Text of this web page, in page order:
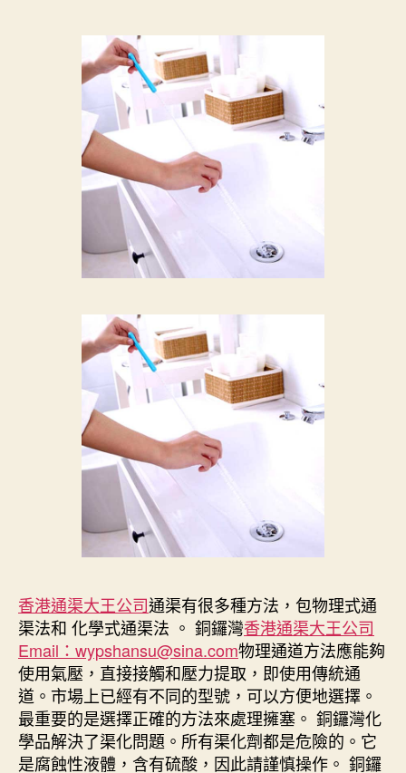
香港通渠大王公司通渠有很多種方法，包物理式通
渠法和 化學式通渠法 。 銅鑼灣香港通渠大王公司
Email：wypshansu@sina.com物理通道方法應能夠
使用氣壓，直接接觸和壓力提取，即使用傳統通
道。市場上已經有不同的型號，可以方便地選擇。
最重要的是選擇正確的方法來處理擁塞。 銅鑼灣化
學品解決了渠化問題。所有渠化劑都是危險的。它
是腐蝕性液體，含有硫酸，因此請謹慎操作。 銅鑼